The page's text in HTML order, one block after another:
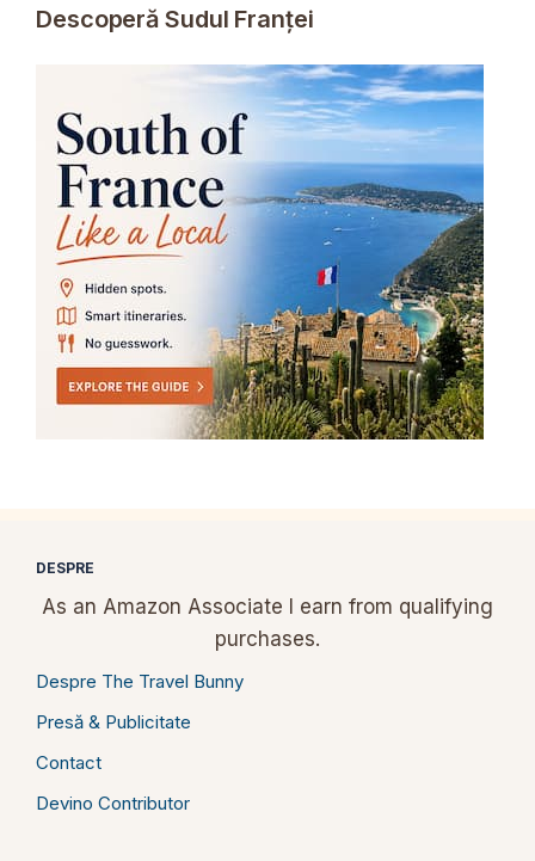
Descoperă Sudul Franței
DESPRE
As an Amazon Associate I earn from qualifying
purchases.
Despre The Travel Bunny
Presă & Publicitate
Contact
Devino Contributor